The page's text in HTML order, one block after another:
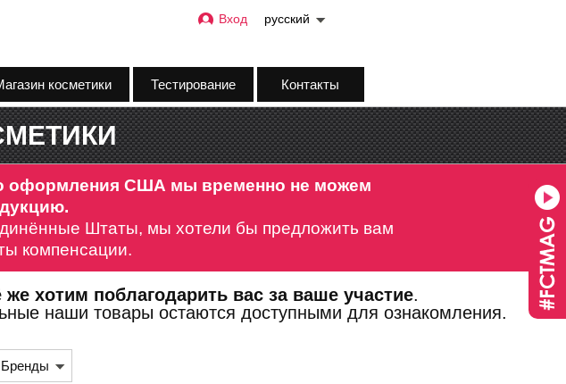
косметики Тестирование Контакты
Вход русский
оформления США мы временно не можем
Штаты, мы хотели бы предложить вам
компенсации.
хотим поблагодарить вас за ваше участие.
наши товары остаются доступными для ознакомления.
Бренды